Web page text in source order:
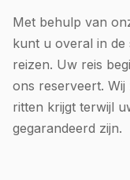
Met behulp van
kunt u overal in de
reizen. Uw reis
ons reserveert.
ritten krijgt terwijl
gegarandeerd zijn.